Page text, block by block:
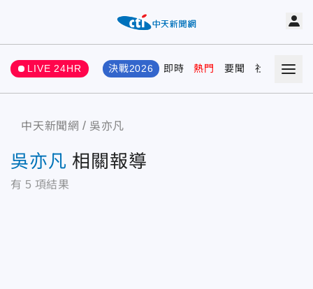
LIVE 24HR 決戰2026 即時 熱門 要聞 社會 娛樂
中天新聞網 吳亦凡
吳亦凡 相關報導
有 5 項結果